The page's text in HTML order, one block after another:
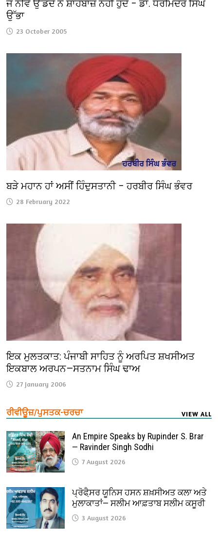
ਜੋ ਨੀਵੇਂ ਉੱਡਦੇ ਨੇ ਸ਼ਾਹਬਾਜ਼ ਨਹੀਂ ਹੁੰਦੇ – ਡਾ. ਧਰਮਿੰਦਰ ਸਿੰਘ
ਉੱਭਾ
23 October 2005
ਬੜੇ ਮਹਾਨ ਹਾਂ ਅਸੀਂ ਹਿੰਦੁਸਤਾਨੀ – ਹਰਬੀਰ ਸਿੰਘ ਭੰਵਰ
28 February 2022
ਇਕ ਮੁਲਤਕਾਤ: ਪੰਜਾਬੀ ਸਾਹਿਤ ਨੂੰ ਅਰਪਿਤ ਸ਼ਖਸੀਅਤ
ਇਕਬਾਲ ਅਰਪਨ—ਸਤਨਾਮ ਸਿੰਘ ਢਾਅ
27 January 2006
ਰੀਵੀਊਜ਼/ਪੁਸਤਕ-ਚਰਚਾ VIEW ALL
An Empire Speaks by Rupinder S. Brar
— Ravinder Singh Sodhi
7 August 2026
ਪ੍ਰੋਫੈ਼ਸਰ ਯੂਨਿਸ ਹਸਨ ਸ਼ਖ਼ਸੀਅਤ ਕਲਾ ਅਤੇ
ਮੁਲਾਕਾਤਾਂ— ਸਲੀਮ ਆਫ਼ਤਾਬ ਸਲੀਮ ਕਸੂਰੀ
3 August 2026